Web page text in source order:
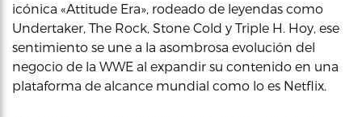
icónica «Attitude Era», rodeado de leyendas como
Undertaker, The Rock, Stone Cold y Triple H. Hoy, ese
sentimiento se une a la asombrosa evolución del
negocio de la WWE al expandir su contenido en una
plataforma de alcance mundial como lo es Netflix.